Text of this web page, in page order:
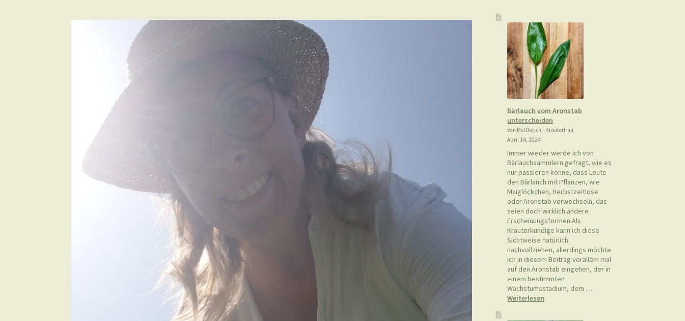
Bärlauch vom Aronstab
unterscheiden
von Mel Detjen - Kräuterfrau
April 14, 2024
Immer wieder werde ich von
Bärlauchsammlern gefragt, wie es
nur passieren könne, dass Leute
den Bärlauch mit Pflanzen, wie
Maiglöckchen, Herbstzeitlose
oder Aronstab verwechseln, das
seien doch wirklich andere
Erscheinungsformen.Als
Kräuterkundige kann ich diese
Sichtweise natürlich
nachvollziehen, allerdings möchte
ich in diesem Beitrag vorallem mal
auf den Aronstab eingehen, der in
einem bestimmten
Wachstumsstadium, dem …
Weiterlesen